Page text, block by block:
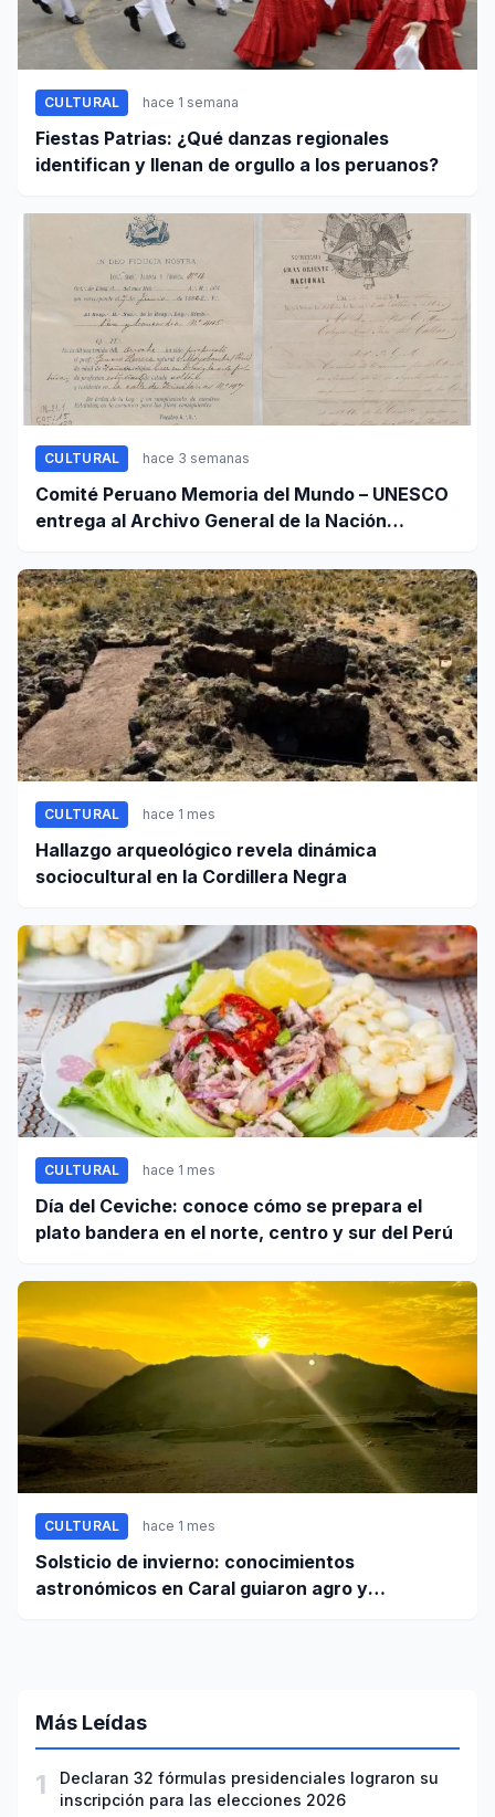
CULTURAL hace 1 semana
Fiestas Patrias: ¿Qué danzas regionales
identifican y llenan de orgullo a los peruanos?
CULTURAL hace 3 semanas
Comité Peruano Memoria del Mundo – UNESCO
entrega al Archivo General de la Nación
documentales
CULTURAL hace 1 mes
Hallazgo arqueológico revela dinámica
sociocultural en la Cordillera Negra
CULTURAL hace 1 mes
Día del Ceviche: conoce cómo se prepara el
plato bandera en el norte, centro y sur del Perú
CULTURAL hace 1 mes
Solsticio de invierno: conocimientos
astronómicos en Caral guiaron agro y
Más Leídas
1
Declaran 32 fórmulas presidenciales lograron su
inscripción para las elecciones 2026